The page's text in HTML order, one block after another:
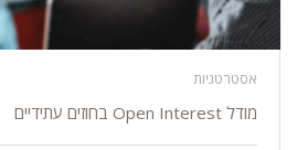
אסטרטגיות
מודל Open Interest בחוזים עתידיים